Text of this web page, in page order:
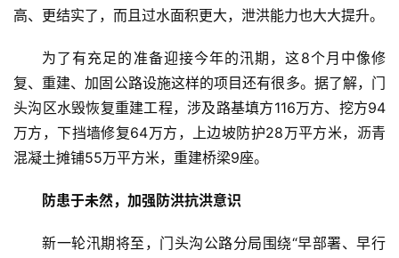
高、更结实了，而且过水面积更大，泄洪能力也大大提升。
为了有充足的准备迎接今年的汛期，这8个月中像修
复、重建、加固公路设施这样的项目还有很多。据了解，门
头沟区水毁恢复重建工程，涉及路基填方116万方、挖方94
万方，下挡墙修复64万方，上边坡防护28万平方米，沥青
混凝土摊铺55万平方米，重建桥梁9座。
防患于未然，加强防洪抗洪意识
新一轮汛期将至，门头沟公路分局围绕“早部署、早行